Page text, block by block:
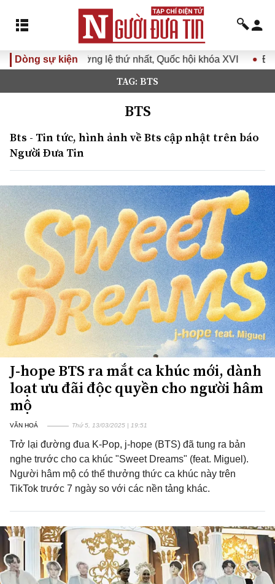
Dòng sự kiện
Quốc hội khóa XVI Đưa Nghị quyết Đại hội Đảng
TAG: BTS
BTS
Bts - Tin tức, hình ảnh về Bts cập nhật trên báo
Người Đưa Tin
J-hope BTS ra mắt ca khúc mới, dành
loạt ưu đãi độc quyền cho người hâm
mộ
VĂN HOÁ Thứ 5, 13/03/2025 | 19:51
Trở lại đường đua K-Pop, j-hope (BTS) đã tung ra bản
nghe trước cho ca khúc "Sweet Dreams" (feat. Miguel).
Người hâm mộ có thể thưởng thức ca khúc này trên
TikTok trước 7 ngày so với các nền tảng khác.